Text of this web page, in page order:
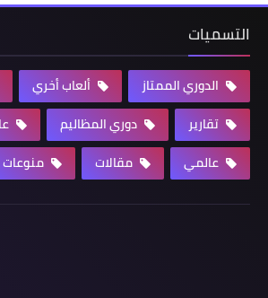
التسميات
الدوري الممتاز ألعاب أخري
تقارير
دوري المظاليم
عالمي
مقالات منوعات